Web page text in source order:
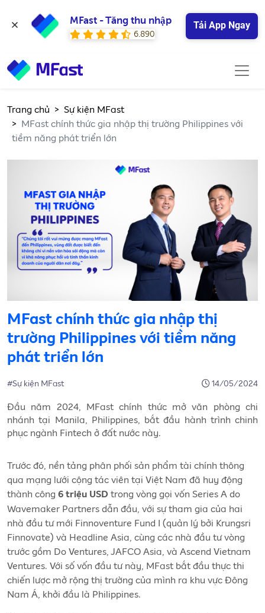
MFast - Tăng thu nhập
6.890
Tải App Ngay
Trang chủ
Sự kiện MFast
MFast chính thức gia nhập thị trường Philippines với
tiềm năng phát triển lớn
MFast chính thức gia nhập thị
trường Philippines với tiềm năng
phát triển lớn
#Sự kiện MFast 14/05/2024
Đầu năm 2024, MFast chính thức mở văn phòng chi
nhánh tại Manila, Philippines, bắt đầu hành trình chinh
phục ngành Fintech ở đất nước này.
Trước đó, nền tảng phân phối sản phẩm tài chính thông
qua mạng lưới cộng tác viên tại Việt Nam đã huy động
thành công 6 triệu USD trong vòng gọi vốn Series A do
Wavemaker Partners dẫn đầu, với sự tham gia của hai
nhà đầu tư mới Finnoventure Fund I (quản lý bởi Krungsri
Finnovate) và Headline Asia, cùng các nhà đầu tư vòng
trước gồm Do Ventures, JAFCO Asia, và Ascend Vietnam
Ventures. Với số vốn đầu tư này, MFast bắt đầu thực thi
chiến lược mở rộng thị trường của mình ra khu vực Đông
Nam Á, khởi đầu là Philippines.